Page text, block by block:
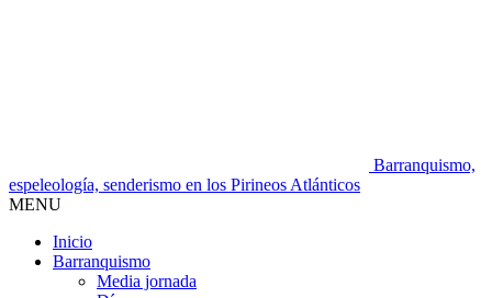
Barranquismo,
espeleología, senderismo en los Pirineos Atlánticos
MENU
Inicio
Barranquismo
Media jornada